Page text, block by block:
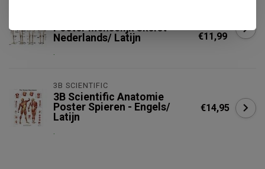
Poster Menselijk Skelet -
Nederlands/ Latijn
.
€11,99
3B SCIENTIFIC
3B Scientific Anatomie
Poster Spieren - Engels/
Latijn
.
€14,95